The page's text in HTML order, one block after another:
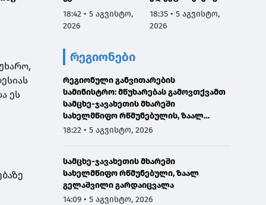
ეს
მებრძოლ
ადამიანთათვის
დაუდგენია
18:42 • 5 აგვისტო,
2026
ს მიწოდების
შეწყვეტის გამო,
შეჩერდა
18:35 • 5 აგვისტო,
2026
რეგიონები
რეგიონული განვითარების
სამინისტრო: მწუხარებას გამოვთქვამთ
სამცხე-ჯავახეთის მხარეში
სახელმწიფო რწმუნებულის, ზაალ
გელაშვილის გარდაცვალების გამო
18:22 • 5 აგვისტო, 2026
სამცხე-ჯავახეთის მხარეში
სახელმწიფო რწმუნებული, ზაალ
გელაშვილი გარდაიცვალა
14:09 • 5 აგვისტო, 2026